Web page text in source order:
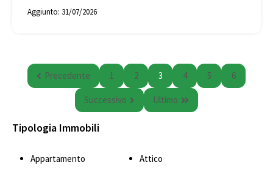
Aggiunto: 31/07/2026
Precedente 1 2 3 4 5 6
Successivo Ultimo
Tipologia Immobili
Appartamento
Attico